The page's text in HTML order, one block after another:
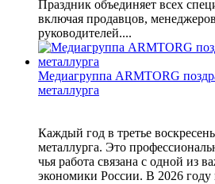
Праздник объединяет всех
включая продавцов,
руководителей....
Медиагруппа ARMTORG
металлурга
Каждый год в третье
металлурга. Это
чья работа связана с одной из
экономики России. В 2026 году